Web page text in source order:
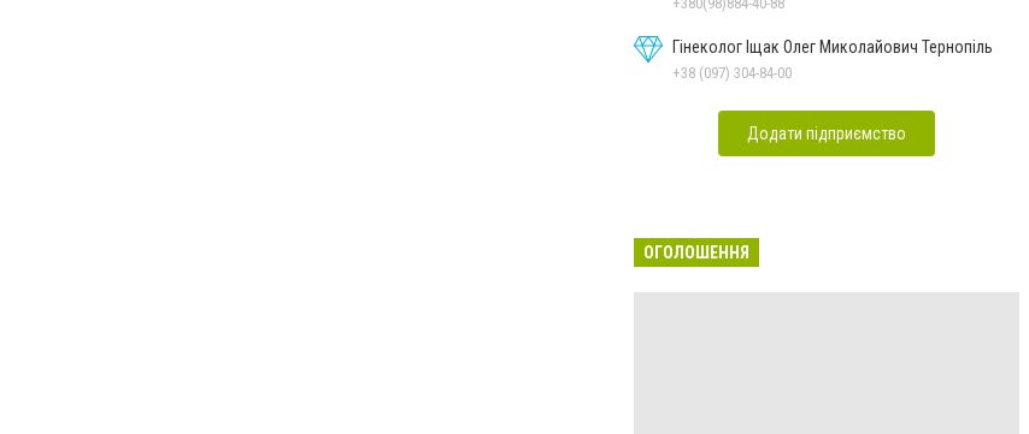
Гінеколог Іщак Олег Миколайович Тернопіль
+38 (097) 304-84-00
Додати підприємство
ОГОЛОШЕННЯ